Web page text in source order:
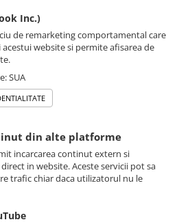
Inc.)
de remarketing comportamental care
website si permite afisarea de
SUA
din alte platforme
incarcarea continut extern si
in website. Aceste servicii pot sa
trafic chiar daca utilizatorul nu le